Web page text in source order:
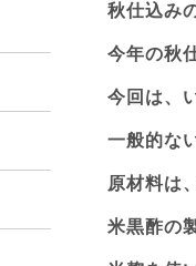
秋仕込み
今年の秋
今回は、
一般的な
原材料は
米黒酢の